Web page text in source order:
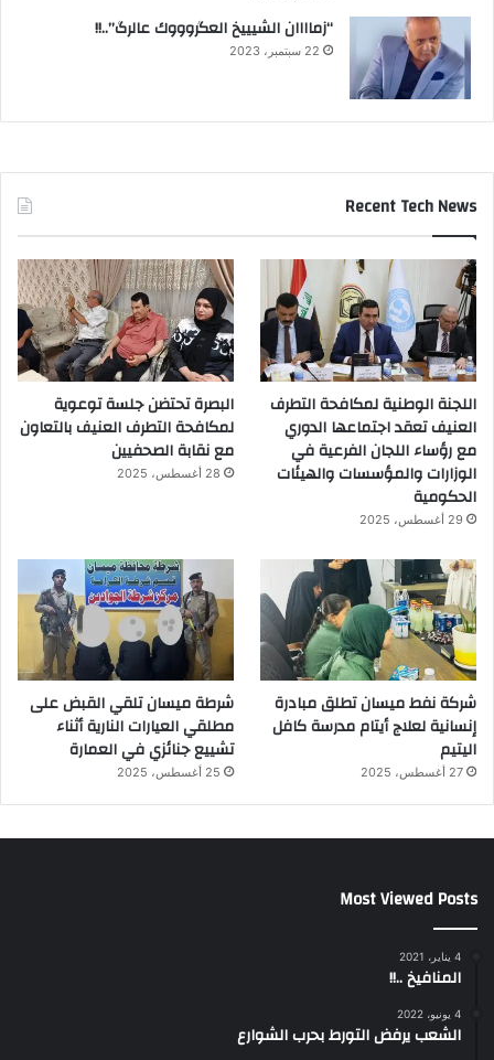
“زماااان الشيييخ العگروووك عالرگ”..!!
22 سبتمبر، 2023
Recent Tech News
اللجنة الوطنية لمكافحة التطرف
العنيف تعقد اجتماعها الدوري
مع رؤساء اللجان الفرعية في
الوزارات والمؤسسات والهيئات
الحكومية
29 أغسطس، 2025
البصرة تحتضن جلسة توعوية
لمكافحة التطرف العنيف بالتعاون
مع نقابة الصحفيين
28 أغسطس، 2025
شركة نفط ميسان تطلق مبادرة
إنسانية لعلاج أيتام مدرسة كافل
اليتيم
27 أغسطس، 2025
شرطة ميسان تلقي القبض على
مطلقي العيارات النارية أثناء
تشييع جنائزي في العمارة
25 أغسطس، 2025
Most Viewed Posts
4 يناير، 2021
المنافيخ ..!!
4 يونيو، 2022
الشعب يرفض التورط بحرب الشوارع